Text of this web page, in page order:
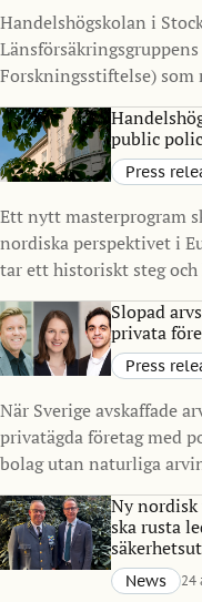
Handelshögskolan i
Forskningsstiftelse)
Partnership Program.
kopplingen mellan
på finans, resiliens och
av ökad komplexitet.
public
Press
Ett nytt masterprogram
nordiska perspektivet i
tar ett historiskt steg
inriktat på offentlig
(MPP), med start 2027,
beslutsfattare för att
Sverige och
Slopad
privata
Press
När Sverige avskaffade
privatägda företag med
bolag utan naturliga
Handelshögskolan i
och skatteintäkter.
Ny
ska rusta
News 24